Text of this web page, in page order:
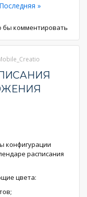
Последняя
Последняя »
бы комментировать
конфигурации
расписания
цвета: